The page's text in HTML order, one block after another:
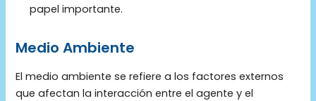
papel importante.
Medio Ambiente
El medio ambiente se refiere a los factores externos
que afectan la interacción entre el agente y el